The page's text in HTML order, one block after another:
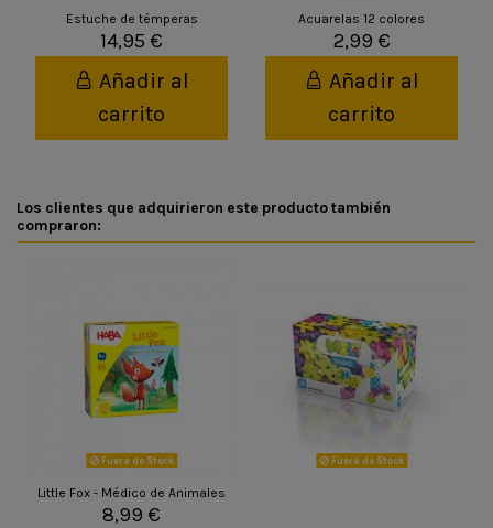
Estuche de témperas
14,95 €
Añadir al
carrito
Acuarelas 12 colores
2,99 €
Añadir al
carrito
Los clientes que adquirieron este producto también
compraron:
Fuera de Stock
Little Fox - Médico de Animales
8,99 €
Fuera de Stock